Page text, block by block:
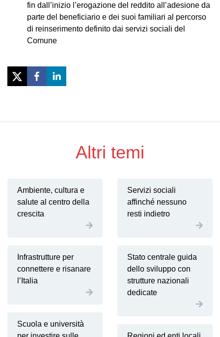
fin dall’inizio l’erogazione del reddito all’adesione da
parte del beneficiario e dei suoi familiari al percorso
di reinserimento definito dai servizi sociali del
Comune
Altri temi
Ambiente, cultura e
salute al centro della
crescita
Infrastrutture per
connettere e risanare
l’Italia
Scuola e università
Servizi sociali
affinché nessuno
resti indietro
Stato centrale guida
dello sviluppo con
strutture nazionali
dedicate